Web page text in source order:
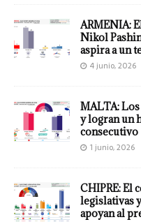
ARMENIA:
Nikol
aspira a un
4 junio, 2026
MALTA: Los
y logran un
consecutivo
1 junio, 2026
CHIPRE: El
legislativas
apoyan al